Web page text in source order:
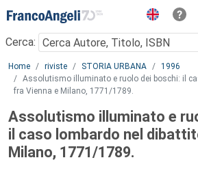
Menu
Cerca:
Main content
Home riviste STORIA URBANA
1996
Assolutismo illuminato e ruolo dei boschi: il
fra Vienna e Milano, 1771/1789.
Assolutismo illuminato e
il caso lombardo nel
Milano, 1771/1789.